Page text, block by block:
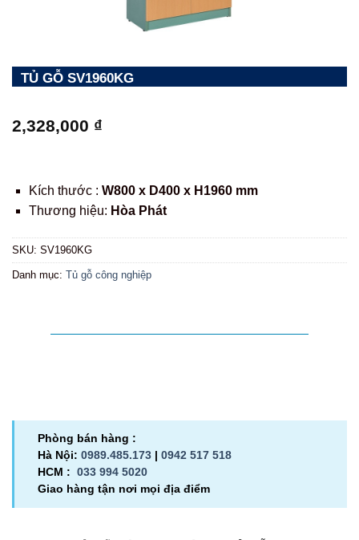
TỦ GỖ SV1960KG
2,328,000 ₫
Kích thước : W800 x D400 x H1960 mm
Thương hiệu: Hòa Phát
SKU: SV1960KG
Danh mục: Tủ gỗ công nghiệp
Phòng bán hàng :
Hà Nội: 0989.485.173 | 0942 517 518
HCM : 033 994 5020
Giao hàng tận nơi mọi địa điểm